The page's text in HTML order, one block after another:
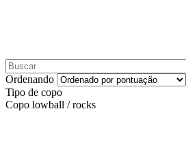
Ordenando
Tipo de copo
Copo lowball / rocks